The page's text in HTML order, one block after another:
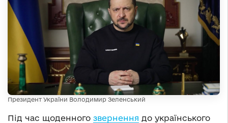
Президент України Володимир Зеленський
Під час щоденного звернення до українського